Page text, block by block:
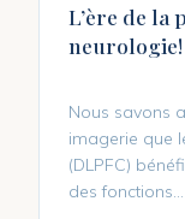
L’ère de la
neurologie!
Nous savons
imagerie que
(DLPFC)
des fonctions...